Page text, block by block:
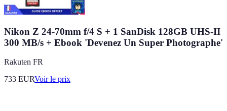
Nikon Z 24-70mm f/4 S + 1 SanDisk 128GB UHS-II
300 MB/s + Ebook 'Devenez Un Super Photographe'
Rakuten FR
733 EURVoir le prix